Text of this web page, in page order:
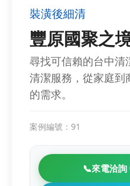
裝潢後細清
豐原國聚之
尋找可信賴的台中清
清潔服務，從家庭到
的需求。
案例編號：91
📞來電洽